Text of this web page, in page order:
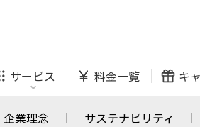
サービス 料金一覧 キ
ローン 防犯カメラ
企業理念 サステナビリティ